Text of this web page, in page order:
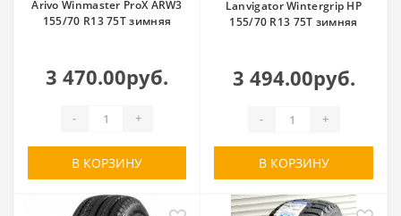
Arivo Winmaster ProX ARW3
155/70 R13 75T зимняя
3 470.00руб.
- +
В КОРЗИНУ
Lanvigator Wintergrip HP
155/70 R13 75T зимняя
3 494.00руб.
- +
В КОРЗИНУ